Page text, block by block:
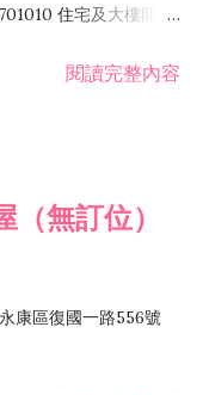
住宅及大樓開發
動產租賃業 I503010
閱讀完整內容
（無訂位）
康區復國一路556號